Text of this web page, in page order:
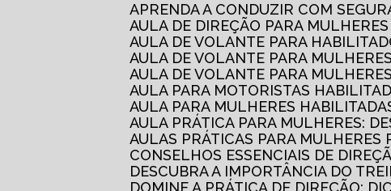
APRENDA A CONDUZIR COM
AULA DE DIREÇÃO PARA
AULA DE VOLANTE PARA
AULA DE VOLANTE PARA
AULA DE VOLANTE PARA
AULA PARA MOTORISTAS
AULA PARA MULHERES
AULA PRÁTICA PARA MULHERES:
AULAS PRÁTICAS PARA
CONSELHOS ESSENCIAIS DE
DESCUBRA A IMPORTÂNCIA DO
DOMINE A PRÁTICA DE DIREÇÃO: